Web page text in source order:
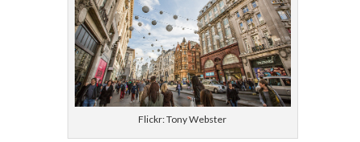
Flickr: Tony Webster